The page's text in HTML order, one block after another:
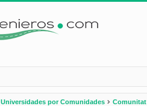
Universidades por Comunidades Comunitat